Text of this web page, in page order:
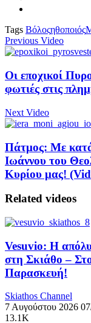
Tags Βόλοςηθοποιός
Previous Video
Οι εποχικοί
φωτιές στις
Next Video
Πάτμος: Με
Ιωάννου του
Κυρίου μας!
Related videos
Vesuvio: Η
στη Σκιάθο –
Παρασκευή!
Skiathos Channel
7 Αυγούστου 2026
13.1K